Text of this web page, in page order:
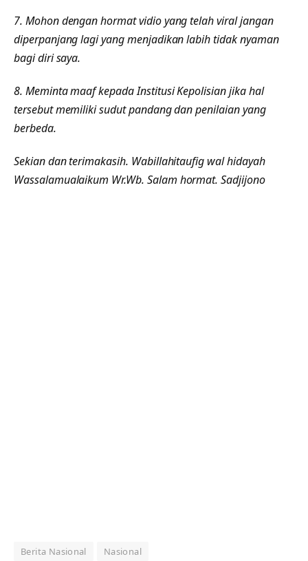
7. Mohon dengan hormat vidio yang telah viral jangan
diperpanjang lagi yang menjadikan labih tidak nyaman
bagi diri saya.
8. Meminta maaf kepada Institusi Kepolisian jika hal
tersebut memiliki sudut pandang dan penilaian yang
berbeda.
Sekian dan terimakasih. Wabillahitaufig wal hidayah
Wassalamualaikum Wr.Wb. Salam hormat. Sadjijono
Berita Nasional Nasional